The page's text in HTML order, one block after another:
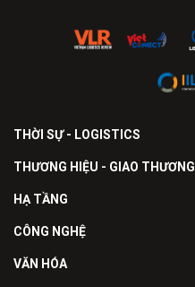
THỜI SỰ - LOGISTICS
THƯƠNG HIỆU - GIAO THƯƠNG
HẠ TẦNG
CÔNG NGHỆ
VĂN HÓA